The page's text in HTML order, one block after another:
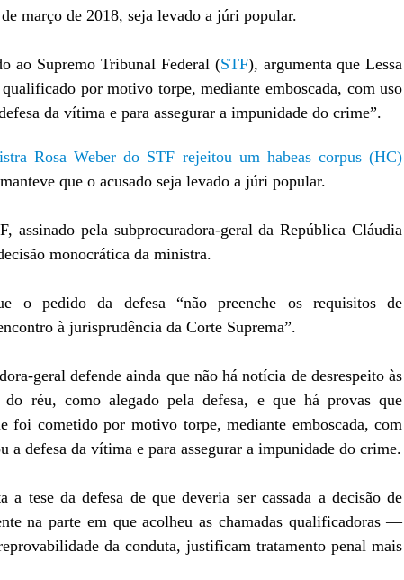
março de 2018, seja levado a júri popular.
ao Supremo Tribunal Federal (STF), argumenta que Lessa
por motivo torpe, mediante emboscada, com uso
da vítima e para assegurar a impunidade do crime”.
Rosa Weber do STF rejeitou um habeas corpus (HC)
que o acusado seja levado a júri popular.
assinado pela subprocuradora-geral da República Cláudia
monocrática da ministra.
o pedido da defesa “não preenche os requisitos de
à jurisprudência da Corte Suprema”.
geral defende ainda que não há notícia de desrespeito às
do réu, como alegado pela defesa, e que há provas que
foi cometido por motivo torpe, mediante emboscada, com
a defesa da vítima e para assegurar a impunidade do crime.
a tese da defesa de que deveria ser cassada a decisão de
na parte em que acolheu as chamadas qualificadoras —
da conduta, justificam tratamento penal mais